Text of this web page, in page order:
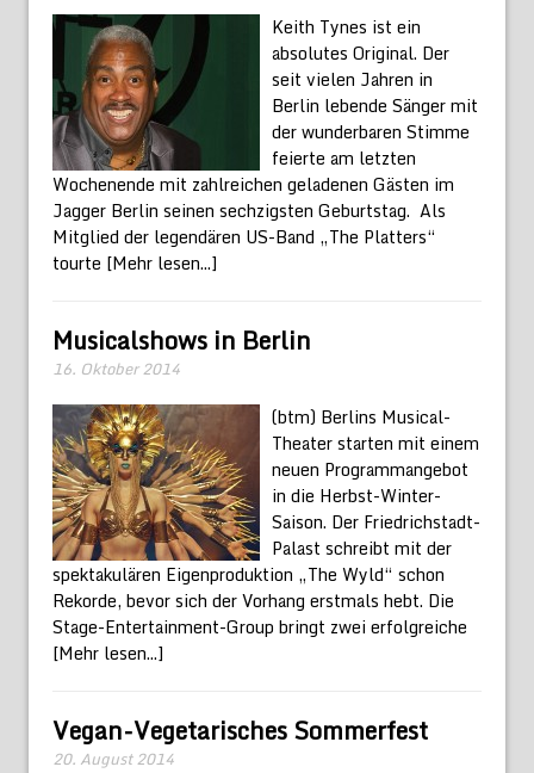
Keith Tynes ist ein
absolutes Original. Der
seit vielen Jahren in
Berlin lebende Sänger mit
der wunderbaren Stimme
feierte am letzten
Wochenende mit zahlreichen geladenen Gästen im
Jagger Berlin seinen sechzigsten Geburtstag. Als
Mitglied der legendären US-Band „The Platters“
tourte [Mehr lesen...]
Musicalshows in Berlin
16. Oktober 2014
(btm) Berlins Musical-
Theater starten mit einem
neuen Programmangebot
in die Herbst-Winter-
Saison. Der Friedrichstadt-
Palast schreibt mit der
spektakulären Eigenproduktion „The Wyld“ schon
Rekorde, bevor sich der Vorhang erstmals hebt. Die
Stage-Entertainment-Group bringt zwei erfolgreiche
[Mehr lesen...]
Vegan-Vegetarisches Sommerfest
20. August 2014